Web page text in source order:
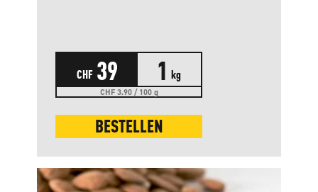
CHF 39 1 kg
CHF 3.90 / 100 g
BESTELLEN